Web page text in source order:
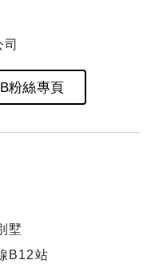
粉絲專頁
墅
B12站